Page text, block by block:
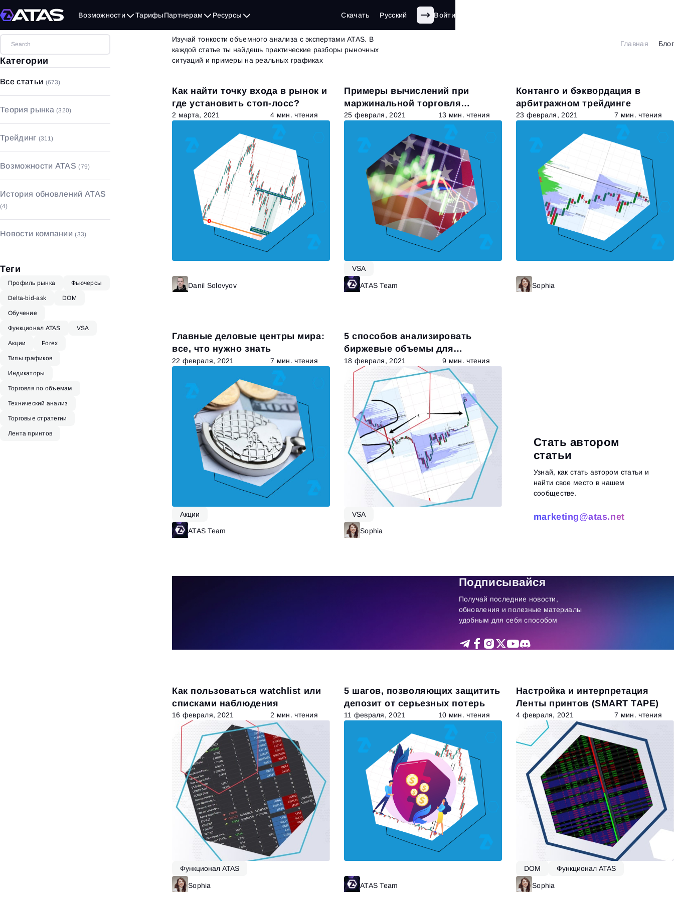
Возможности ТарифыПартнерам Ресурсы Скачать Русский Войти
Главная Блог
Блог| страница 22 из 62
Изучай тонкости объемного анализа с экспертами ATAS. В
каждой статье ты найдешь практические разборы рыночных
ситуаций и примеры на реальных графиках
Категории
Все статьи (673)
Теория рынка(320)
Фундаментальный анализ
Основы рынка(164)
Трейдинг (311)
Управление капиталом с
рисками
Возможности ATAS(79)
Индикаторы(52)
Биржевой стакан(4)
История обновлений ATAS
(4)
Новости компании(33)
Теги
Профиль рынка Фьючерсы
Delta-bid-ask DOM
Обучение
Функционал ATAS VSA
Акции Forex
Типы графиков
Индикаторы
Торговля по объемам
Технический анализ
Торговые стратегии
Лента принтов
Как найти точку входа в рынок и
где установить стоп-лосс?
2 марта, 2021 4 мин. чтения
Danil Solovyov
Примеры вычислений при
маржинальной торговля
акциями США
25 февраля, 2021 13 мин. чтения
VSA
ATAS Team
Контанго и бэквордация в
арбитражном трейдинге
23 февраля, 2021 7 мин. чтения
Sophia
Главные деловые центры мира:
все, что нужно знать
22 февраля, 2021 7 мин. чтения
Акции
ATAS Team
5 способов анализировать
биржевые объемы для
начинающих
18 февраля, 2021 9 мин. чтения
VSA
Sophia
Стать автором
статьи
Узнай, как стать автором статьи и
найти свое место в нашем
сообществе.
marketing@atas.net
Как пользоваться watchlist или
списками наблюдения
16 февраля, 2021 2 мин. чтения
Функционал ATAS
Sophia
5 шагов, позволяющих защитить
депозит от серьезных потерь
11 февраля, 2021 10 мин. чтения
ATAS Team
Настройка и интерпретация
Ленты принтов (SMART TAPE)
4 февраля, 2021 7 мин. чтения
DOM Функционал ATAS
Sophia
Подписывайся
Получай последние новости,
обновления и полезные материалы
удобным для себя способом